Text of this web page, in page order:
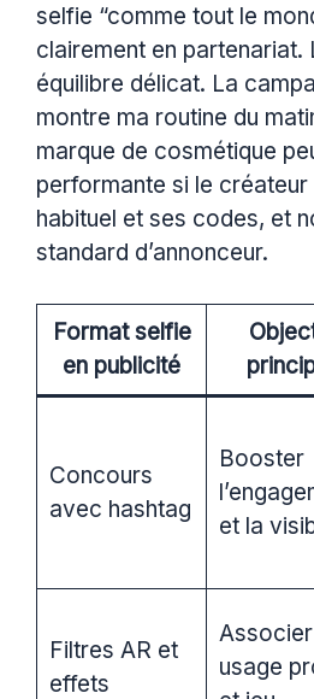
selfie “comme tout le
clairement en partenariat.
équilibre délicat. La
montre ma routine du
marque de cosmétique
performante si le
habituel et ses codes, et
standard d’annonceur.
Format selfie
en publicité
Concours
avec hashtag
Booster
et la
Filtres AR et
effets
Associer
usage